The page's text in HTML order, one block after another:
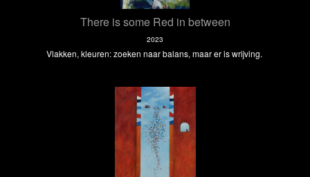
There is some Red in between
2023
Vlakken, kleuren: zoeken naar balans, maar er is wrijving.